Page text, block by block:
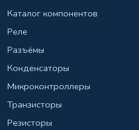
Каталог компонентов
Реле
Разъёмы
Конденсаторы
Микроконтроллеры
Транзисторы
Резисторы